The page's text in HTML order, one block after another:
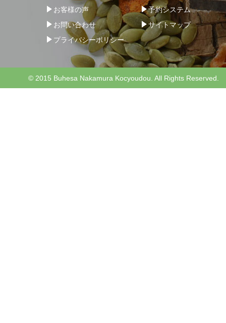
お客様の声
予約システム
お問い合わせ
サイトマップ
プライバシーポリシー
© 2015 Buhesa Nakamura Kocyoudou. All Rights Reserved.